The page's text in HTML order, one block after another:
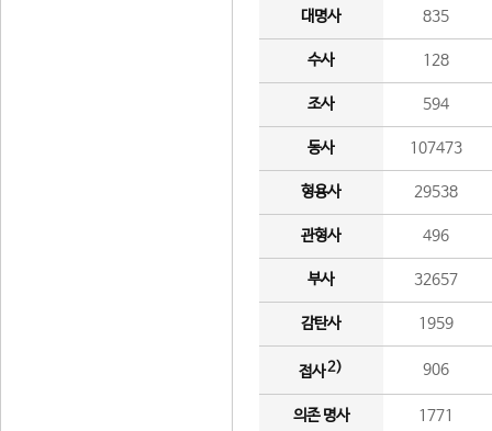
대명사 835
수사 128
조사 594
동사 107473
형용사 29538
관형사 496
부사 32657
감탄사 1959
접사2) 906
의존 명사 1771